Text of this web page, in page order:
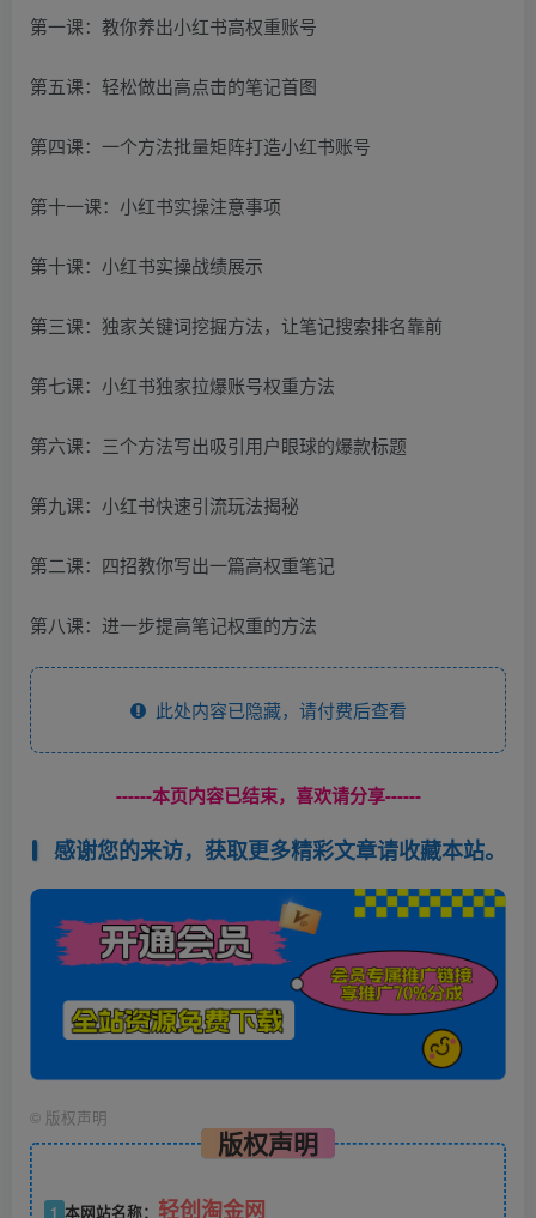
第一课：教你养出小红书高权重账号
第五课：轻松做出高点击的笔记首图
第四课：一个方法批量矩阵打造小红书账号
第十一课：小红书实操注意事项
第十课：小红书实操战绩展示
第三课：独家关键词挖掘方法，让笔记搜索排名靠前
第七课：小红书独家拉爆账号权重方法
第六课：三个方法写出吸引用户眼球的爆款标题
第九课：小红书快速引流玩法揭秘
第二课：四招教你写出一篇高权重笔记
第八课：进一步提高笔记权重的方法
此处内容已隐藏，请付费后查看
------本页内容已结束，喜欢请分享------
感谢您的来访，获取更多精彩文章请收藏本站。
© 版权声明
版权声明
1 本网站名称： 轻创淘金网